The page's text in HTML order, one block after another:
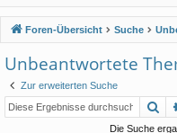
ne
llz
ug
rif
en
Foren-Übersicht Suche
Unbeantwortete
Zur erweiterten Suche
Die Suche